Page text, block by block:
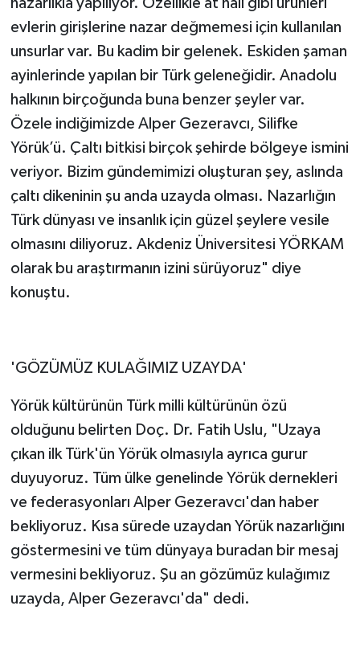
nazarlıkla yapılıyor. Özellikle at nalı gibi ürünleri
evlerin girişlerine nazar değmemesi için kullanılan
unsurlar var. Bu kadim bir gelenek. Eskiden şaman
ayinlerinde yapılan bir Türk geleneğidir. Anadolu
halkının birçoğunda buna benzer şeyler var.
Özele indiğimizde Alper Gezeravcı, Silifke
Yörük’ü. Çaltı bitkisi birçok şehirde bölgeye ismini
veriyor. Bizim gündemimizi oluşturan şey, aslında
çaltı dikeninin şu anda uzayda olması. Nazarlığın
Türk dünyası ve insanlık için güzel şeylere vesile
olmasını diliyoruz. Akdeniz Üniversitesi YÖRKAM
olarak bu araştırmanın izini sürüyoruz" diye
konuştu.
'GÖZÜMÜZ KULAĞIMIZ UZAYDA'
Yörük kültürünün Türk milli kültürünün özü
olduğunu belirten Doç. Dr. Fatih Uslu, "Uzaya
çıkan ilk Türk'ün Yörük olmasıyla ayrıca gurur
duyuyoruz. Tüm ülke genelinde Yörük dernekleri
ve federasyonları Alper Gezeravcı'dan haber
bekliyoruz. Kısa sürede uzaydan Yörük nazarlığını
göstermesini ve tüm dünyaya buradan bir mesaj
vermesini bekliyoruz. Şu an gözümüz kulağımız
uzayda, Alper Gezeravcı'da" dedi.